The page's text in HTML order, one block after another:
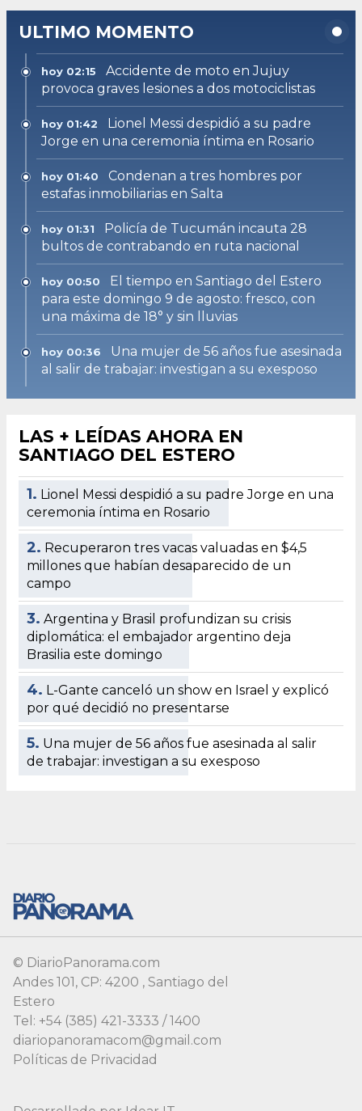
© DiarioPanorama.com
Andes 101, CP: 4200 , Santiago del
Estero
Tel: +54 (385) 421-3333 / 1400
diariopanoramacom@gmail.com
Políticas de Privacidad